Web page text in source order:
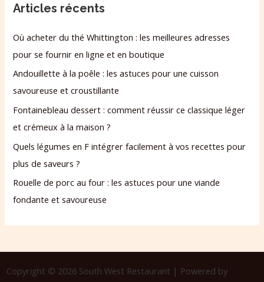
Articles récents
Où acheter du thé Whittington : les meilleures adresses
pour se fournir en ligne et en boutique
Andouillette à la poêle : les astuces pour une cuisson
savoureuse et croustillante
Fontainebleau dessert : comment réussir ce classique léger
et crémeux à la maison ?
Quels légumes en F intégrer facilement à vos recettes pour
plus de saveurs ?
Rouelle de porc au four : les astuces pour une viande
fondante et savoureuse
Copyright © 2026 South West Restaurant | Powered by